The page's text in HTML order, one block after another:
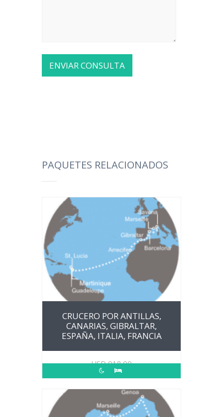
PAQUETES RELACIONADOS
CRUCERO POR ANTILLAS,
CANARIAS, GIBRALTAR,
ESPAÑA, ITALIA, FRANCIA
USD918.00